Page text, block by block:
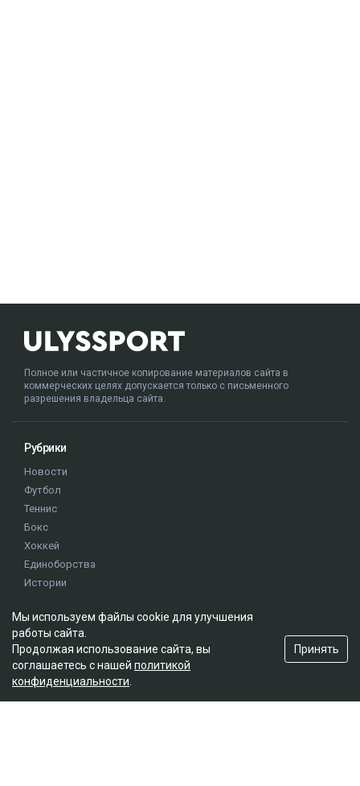
Полное или частичное копирование материалов сайта в
коммерческих целях допускается только с письменного
разрешения владельца сайта.
Рубрики
Новости
Футбол
Теннис
Бокс
Хоккей
Единоборства
Истории
Редакция
О проекте
Правила сайта
Мы используем файлы cookie для улучшения
работы сайта.
Продолжая использование сайта, вы
соглашаетесь с нашей политикой
конфиденциальности
Принять